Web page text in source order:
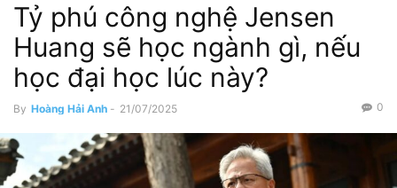
Tỷ phú công nghệ Jensen
Huang sẽ học ngành gì, nếu
học đại học lúc này?
By Hoàng Hải Anh - 21/07/2025 0